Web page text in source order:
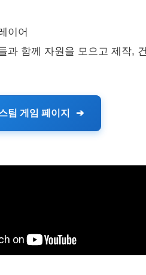
이어
과 함께 자원을 모으고 제작,
팀 게임 페이지